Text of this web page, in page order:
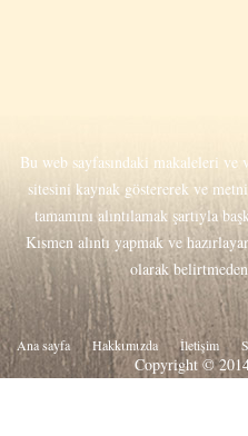
Bu web sayfasındaki makaleleri ve
sitesini kaynak göstererek ve
tamamını alıntılamak şartıyla
Kısmen alıntı yapmak ve
olarak
Ana sayfa Hakkιmιzda İletişim
Copyright ©